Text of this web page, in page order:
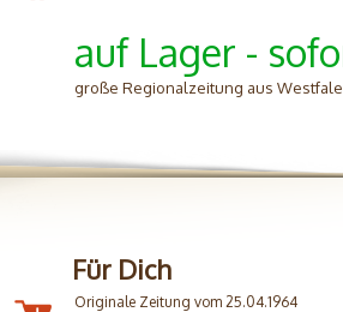
auf Lager -
große Regionalzeitung aus
Für Dich
Originale Zeitung vom 25.04.1964